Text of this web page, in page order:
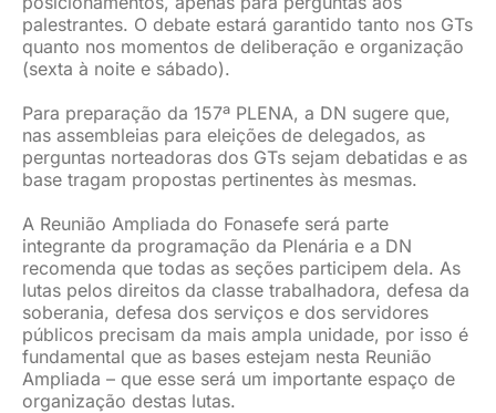
palestrantes. O debate estará garantido tanto nos GTs
quanto nos momentos de deliberação e organização
(sexta à noite e sábado).
Para preparação da 157ª PLENA, a DN sugere que,
nas assembleias para eleições de delegados, as
perguntas norteadoras dos GTs sejam debatidas e as
base tragam propostas pertinentes às mesmas.
A Reunião Ampliada do Fonasefe será parte
integrante da programação da Plenária e a DN
recomenda que todas as seções participem dela. As
lutas pelos direitos da classe trabalhadora, defesa da
soberania, defesa dos serviços e dos servidores
públicos precisam da mais ampla unidade, por isso é
fundamental que as bases estejam nesta Reunião
Ampliada – que esse será um importante espaço de
organização destas lutas.